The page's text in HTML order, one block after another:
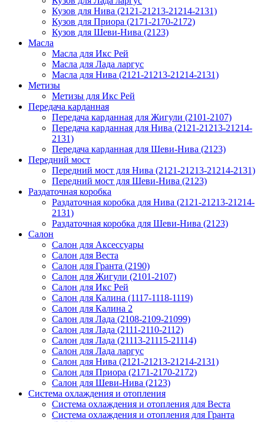
Кузов для Нива (2121-21213-21214-2131)
Кузов для Приора (2171-2170-2172)
Кузов для Шеви-Нива (2123)
Масла
Масла для Икс Рей
Масла для Лада ларгус
Масла для Нива (2121-21213-21214-2131)
Метизы
Метизы для Икс Рей
Передача карданная
Передача карданная для Жигули (2101-2107)
Передача карданная для Нива (2121-21213-21214-
2131)
Передача карданная для Шеви-Нива (2123)
Передний мост
Передний мост для Нива (2121-21213-21214-2131)
Передний мост для Шеви-Нива (2123)
Раздаточная коробка
Раздаточная коробка для Нива (2121-21213-21214-
2131)
Раздаточная коробка для Шеви-Нива (2123)
Салон
Салон для Аксессуары
Салон для Веста
Салон для Гранта (2190)
Салон для Жигули (2101-2107)
Салон для Икс Рей
Салон для Калина (1117-1118-1119)
Салон для Калина 2
Салон для Лада (2108-2109-21099)
Салон для Лада (2111-2110-2112)
Салон для Лада (21113-21115-21114)
Салон для Лада ларгус
Салон для Нива (2121-21213-21214-2131)
Салон для Приора (2171-2170-2172)
Салон для Шеви-Нива (2123)
Система охлаждения и отопления
Система охлаждения и отопления для Веста
Система охлаждения и отопления для Гранта